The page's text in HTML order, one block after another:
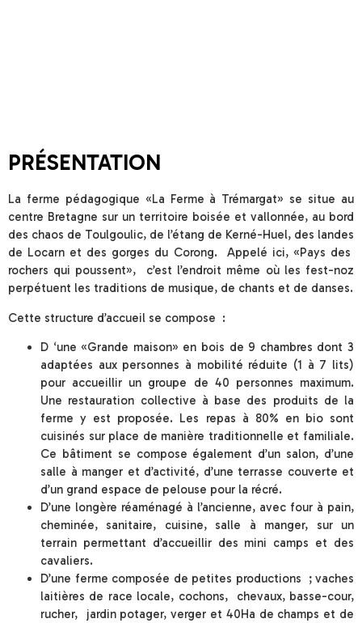
PRÉSENTATION
La ferme pédagogique «La Ferme à Trémargat» se situe au
centre Bretagne sur un territoire boisée et vallonnée, au bord
des chaos de Toulgoulic, de l’étang de Kerné-Huel, des landes
de Locarn et des gorges du Corong. Appelé ici, «Pays des
rochers qui poussent», c’est l’endroit même où les fest-noz
perpétuent les traditions de musique, de chants et de danses.
Cette structure d’accueil se compose :
D ‘une «Grande maison» en bois de 9 chambres dont 3
adaptées aux personnes à mobilité réduite (1 à 7 lits)
pour accueillir un groupe de 40 personnes maximum.
Une restauration collective à base des produits de la
ferme y est proposée. Les repas à 80% en bio sont
cuisinés sur place de manière traditionnelle et familiale.
Ce bâtiment se compose également d’un salon, d’une
salle à manger et d’activité, d’une terrasse couverte et
d’un grand espace de pelouse pour la récré.
D’une longère réaménagé à l’ancienne, avec four à pain,
cheminée, sanitaire, cuisine, salle à manger, sur un
terrain permettant d’accueillir des mini camps et des
cavaliers.
D’une ferme composée de petites productions ; vaches
laitières de race locale, cochons, chevaux, basse-cour,
rucher, jardin potager, verger et 40Ha de champs et de